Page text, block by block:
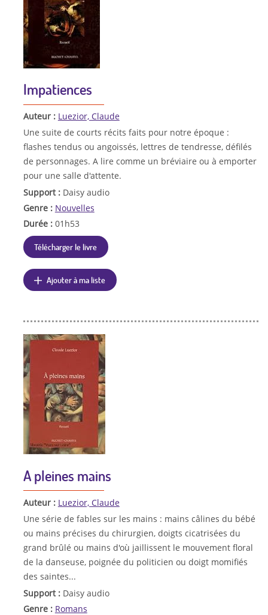
Impatiences
Auteur : Luezior, Claude
Une suite de courts récits faits pour notre époque :
flashes tendus ou angoissés, lettres de tendresse, défilés
de personnages. A lire comme un bréviaire ou à emporter
pour une salle d'attente.
Support : Daisy audio
Genre : Nouvelles
Durée : 01h53
Télécharger le livre
Ajouter à ma liste
A pleines mains
Auteur : Luezior, Claude
Une série de fables sur les mains : mains câlines du bébé
ou mains précises du chirurgien, doigts cicatrisées du
grand brûlé ou mains d'où jaillissent le mouvement floral
de la danseuse, poignée du politicien ou doigt momifiés
des saintes...
Support : Daisy audio
Genre : Romans